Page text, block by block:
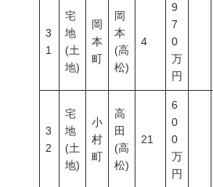
3
1
宅
地
(土
地)
岡
本
町
岡
本
(高
松)
4
9
7
0
万
円
3
2
宅
地
(土
地)
小
村
町
高
田
(高
松)
21
6
0
0
万
円